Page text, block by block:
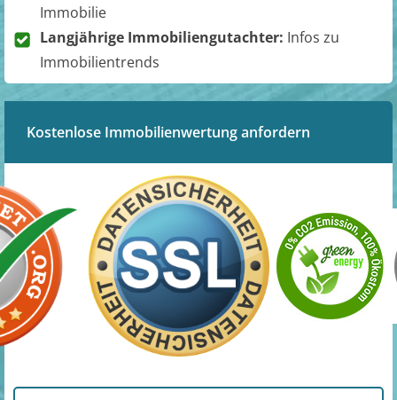
Immobilie
Langjährige Immobiliengutachter: Infos zu
Immobilientrends
Kostenlose Immobilienwertung anfordern